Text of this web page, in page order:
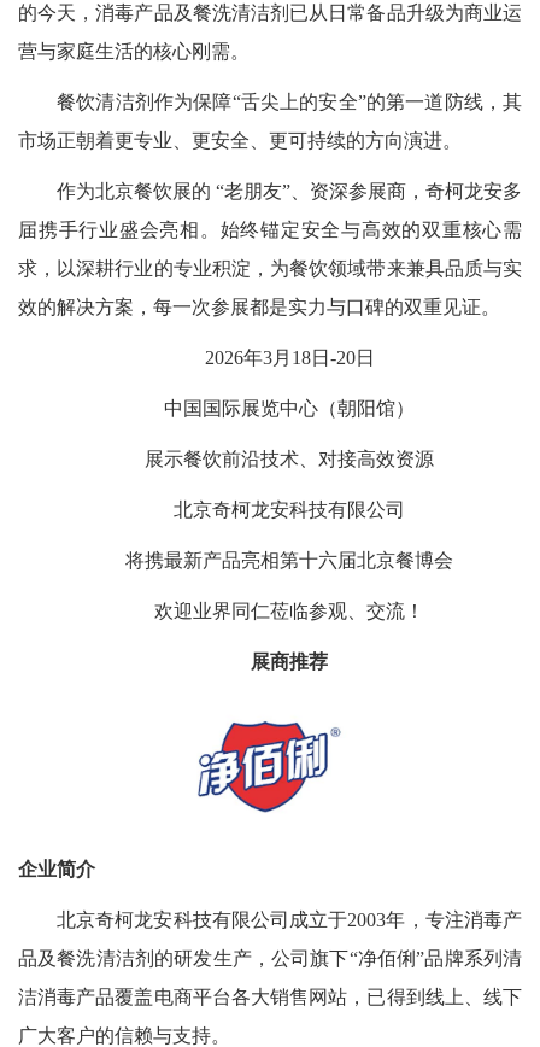
的今天，消毒产品及餐洗清洁剂已从日常备品升级为商业运
营与家庭生活的核心刚需。
餐饮清洁剂作为保障“舌尖上的安全”的第一道防线，其
市场正朝着更专业、更安全、更可持续的方向演进。
作为北京餐饮展的 “老朋友”、资深参展商，奇柯龙安多
届携手行业盛会亮相。始终锚定安全与高效的双重核心需
求，以深耕行业的专业积淀，为餐饮领域带来兼具品质与实
效的解决方案，每一次参展都是实力与口碑的双重见证。
2026年3月18日-20日
中国国际展览中心（朝阳馆）
展示餐饮前沿技术、对接高效资源
北京奇柯龙安科技有限公司
将携最新产品亮相第十六届北京餐博会
欢迎业界同仁莅临参观、交流！
展商推荐
企业简介
北京奇柯龙安科技有限公司成立于2003年，专注消毒产
品及餐洗清洁剂的研发生产，公司旗下“净佰俐”品牌系列清
洁消毒产品覆盖电商平台各大销售网站，已得到线上、线下
广大客户的信赖与支持。